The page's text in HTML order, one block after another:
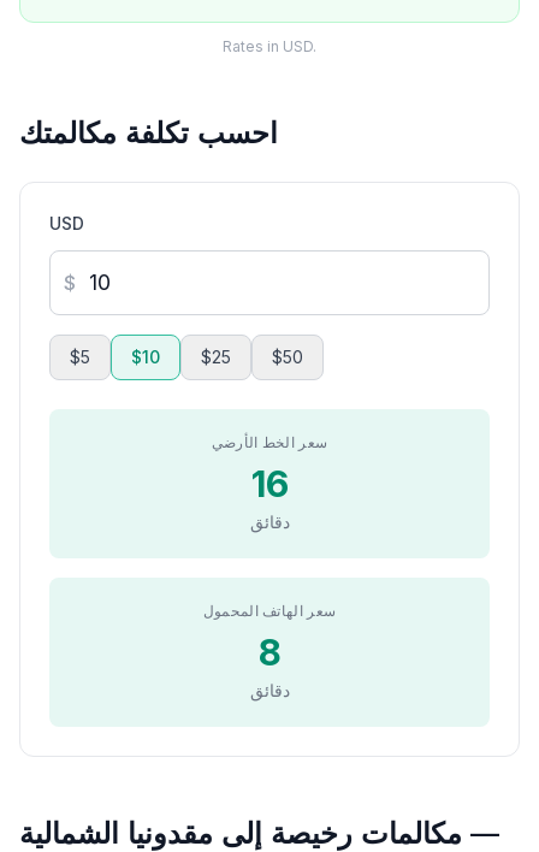
Rates in USD.
احسب تكلفة مكالمتك
USD
$
$5 $10 $25 $50
سعر الخط الأرضي
16
دقائق
سعر الهاتف المحمول
8
دقائق
مكالمات رخيصة إلى مقدونيا الشمالية —